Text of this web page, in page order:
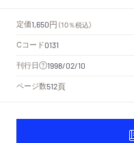
定価1,650円 （10％税込）
Cコード0131
刊行日 1998/02/10
ページ数512頁